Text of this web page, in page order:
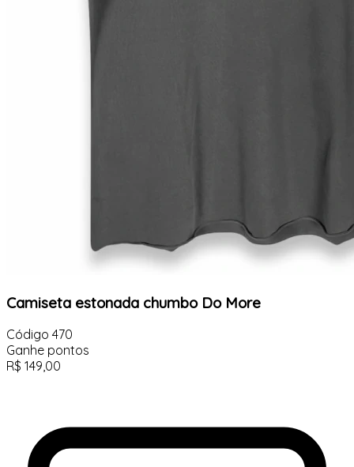
Camiseta estonada chumbo Do More
Código 470
Ganhe pontos
R$ 149,00